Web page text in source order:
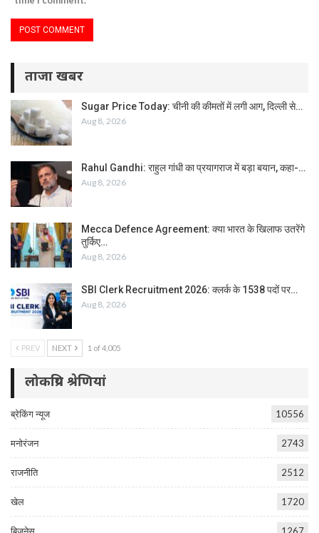
ताजा खबर
Sugar Price Today: चीनी की कीमतों में लगी आग, दिल्ली से…
Aug 8, 2026
Rahul Gandhi: राहुल गांधी का प्रयागराज में बड़ा बयान, कहा-…
Aug 8, 2026
Mecca Defence Agreement: क्या भारत के खिलाफ उतरेंगे
तुर्किए…
Aug 8, 2026
SBI Clerk Recruitment 2026: क्लर्क के 1538 पदों पर…
Aug 8, 2026
PREV NEXT 1 of 4,005
लोकप्रिय श्रेणियां
ब्रेकिंग न्यूज 10556
मनोरंजन 2743
राजनीति 2512
खेल 1720